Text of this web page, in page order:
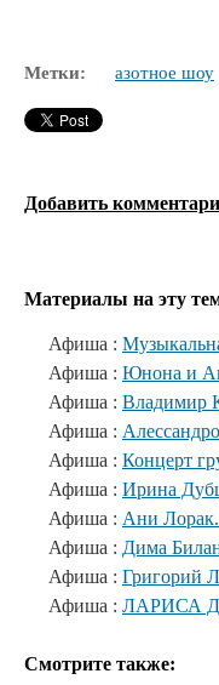
Метки: азотное шоу
Добавить
Материалы на эту
Афиша :
Афиша : Юнона и
Афиша : Владимир
Афиша :
Афиша : Концерт
Афиша : Ирина
Афиша : Ани
Афиша : Дима
Афиша : Григорий
Афиша : ЛАРИСА
Смотрите также: